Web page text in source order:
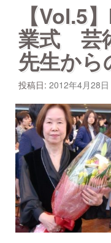
【Vol.5
業式 芸
先生から
投稿日: 2012年4月28日